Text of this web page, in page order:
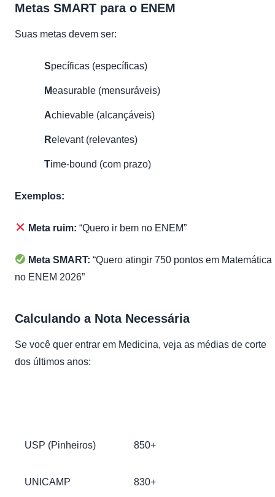
Metas SMART para o ENEM
Suas metas devem ser:
Specíficas (específicas)
Measurable (mensuráveis)
Achievable (alcançáveis)
Relevant (relevantes)
Time-bound (com prazo)
Exemplos:
Meta ruim: “Quero ir bem no ENEM”
Meta SMART: “Quero atingir 750 pontos em Matemática
no ENEM 2026”
Calculando a Nota Necessária
Se você quer entrar em Medicina, veja as médias de corte
dos últimos anos:
USP (Pinheiros) 850+
UNICAMP 830+